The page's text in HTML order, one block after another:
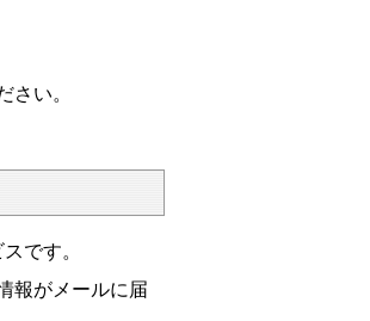
い。
です。
報がメールに届